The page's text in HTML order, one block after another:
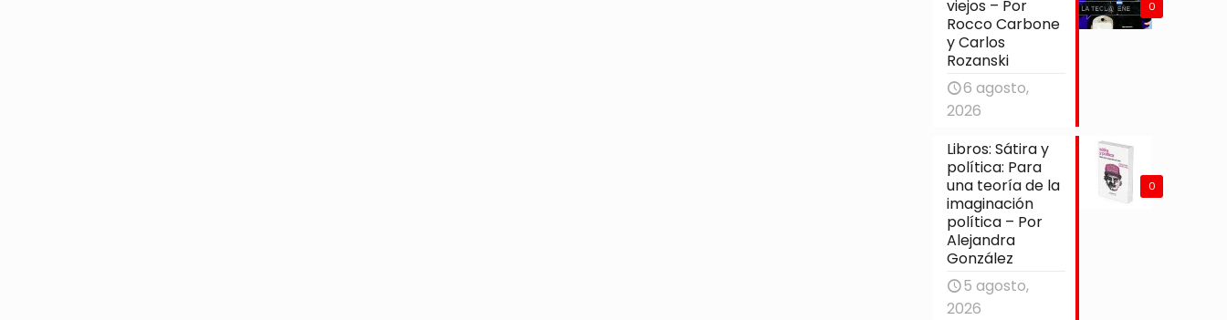
0
viejos – Por
Rocco Carbone
y Carlos
Rozanski
6 agosto,
2026
0
Libros: Sátira y
política: Para
una teoría de la
imaginación
política – Por
Alejandra
González
5 agosto,
2026